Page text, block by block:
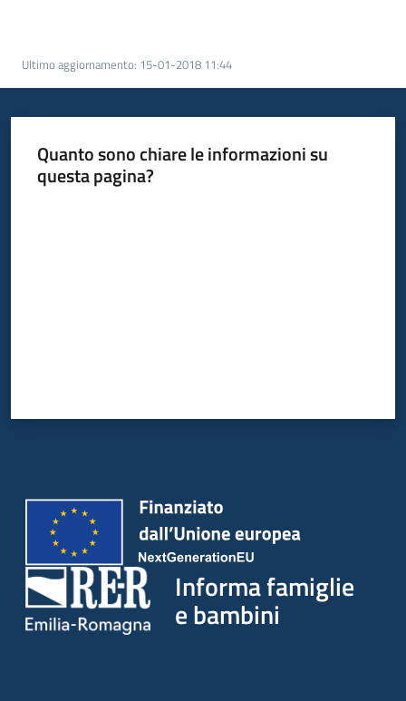
Ultimo aggiornamento: 15-01-2018 11:44
Quanto sono chiare le informazioni su
questa pagina?
Informa famiglie
e bambini